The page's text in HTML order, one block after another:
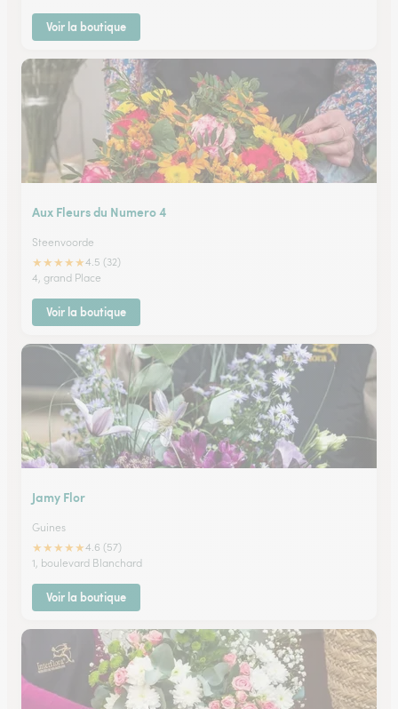
Voir la boutique
Aux Fleurs du Numero 4
Steenvoorde
★★★★★4.5 (32)
4, grand Place
Voir la boutique
Jamy Flor
Guines
★★★★★4.6 (57)
1, boulevard Blanchard
Voir la boutique